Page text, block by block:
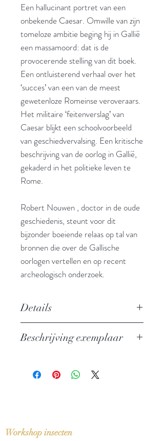
Een hallucinant portret van een
onbekende Caesar. Omwille van zijn
tomeloze ambitie beging hij in Gallië
een massamoord: dat is de
provocerende stelling van dit boek.
Een ontluisterend verhaal over het
‘succes’ van een van de meest
gewetenloze Romeinse veroveraars.
Het militaire ‘feitenverslag’ van
Caesar blijkt een schoolvoorbeeld
van geschiedvervalsing. Een kritische
beschrijving van de oorlog in Gallië,
gekaderd in het politieke leven te
Rome.
Robert Nouwen , doctor in de oude
geschiedenis, steunt voor dit
bijzonder boeiende relaas op tal van
bronnen die over de Gallische
oorlogen vertellen en op recent
archeologisch onderzoek.
Details
Uitgever: Davidsfonds
Bindwijze: Paperback
Beschrijving exemplaar
Workshop insecten